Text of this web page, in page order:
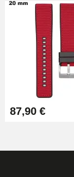
87,90 €